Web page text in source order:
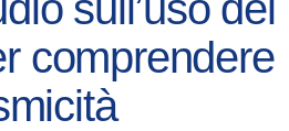
comprendere